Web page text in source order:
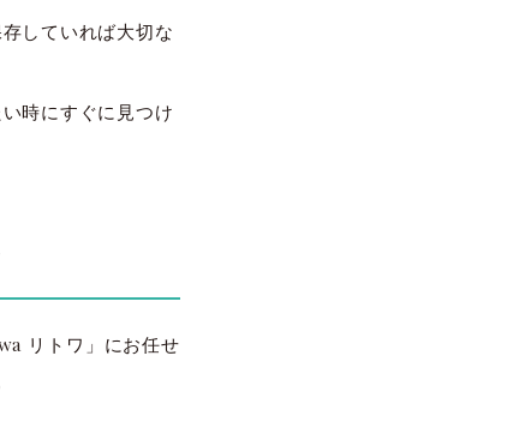
していれば大切な
時にすぐに見つけ
リトワ」にお任せ